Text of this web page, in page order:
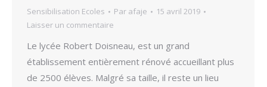
Sensibilisation Ecoles Par afaje
15 avril 2019
Laisser un commentaire
Le lycée Robert Doisneau, est un grand
établissement entièrement rénové accueillant plus
de 2500 élèves. Malgré sa taille, il reste un lieu